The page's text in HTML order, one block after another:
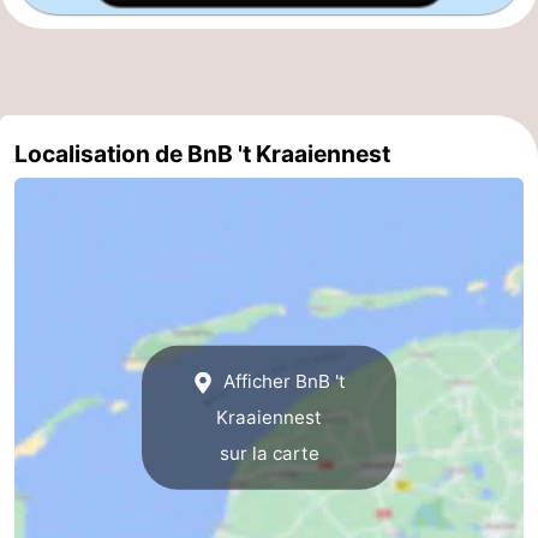
jeux
de
Visites
Randonnée
Localisation de BnB 't Kraaiennest
Afficher BnB 't
Kraaiennest
sur la carte